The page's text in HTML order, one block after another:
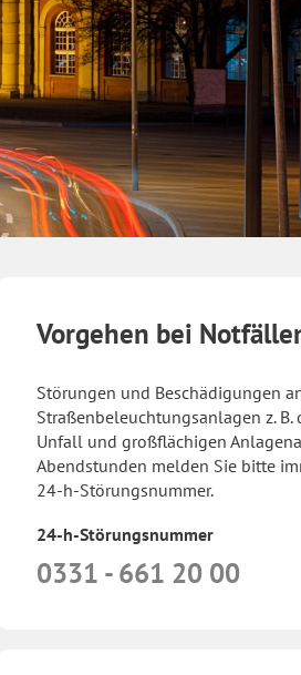
Vorgehen bei
Störungen und Beschädigungen
Straßenbeleuchtungsanlagen z. B.
Unfall und großflächigen
Abendstunden melden Sie bitte
24-h-Störungsnummer.
24-h-Störungsnummer
0331 - 661 20 00